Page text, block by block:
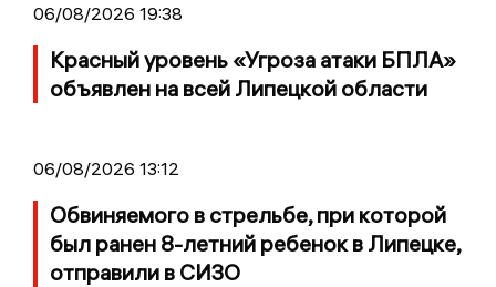
06/08/2026 19:38
Красный уровень «Угроза атаки БПЛА»
объявлен на всей Липецкой области
06/08/2026 13:12
Обвиняемого в стрельбе, при которой
был ранен 8-летний ребенок в Липецке,
отправили в СИЗО